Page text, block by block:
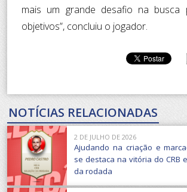
mais um grande desafio na busca
objetivos”, concluiu o jogador.
NOTÍCIAS RELACIONADAS
2 DE JULHO DE 2026
Ajudando na criação e
se destaca na vitória do CRB
da rodada